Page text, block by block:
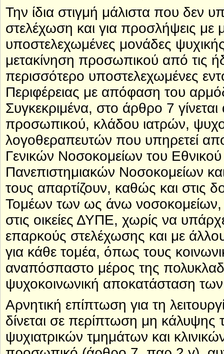
Την ίδια στιγμή μάλιστα που δεν
στελέχωση και για προσλήψεις
υποστελεχωμένες μονάδες
μετακίνηση προσωπικού από τις
περισσότερο υποστελεχωμένες
Περιφέρειας με απόφαση του
Συγκεκριμένα, στο άρθρο 7
προσωπικού, κλάδου ιατρών,
λογοθεραπευτών που υπηρετεί
Γενικών Νοσοκομείων του
Πανεπιστημιακών Νοσοκομείων
τους απαρτίζουν, καθώς και στις
Τομέων των ως άνω νοσοκομείων,
στις οικείες ΔΥΠΕ, χωρίς να
επαρκούς στελέχωσης και με
για κάθε τομέα, όπως τους
αναπόσπαστο μέρος της
ψυχοκοινωνική αποκατάσταση
Αρνητική επίπτωση για τη
δίνεται σε περίπτωση μη
ψυχιατρικών τμημάτων και